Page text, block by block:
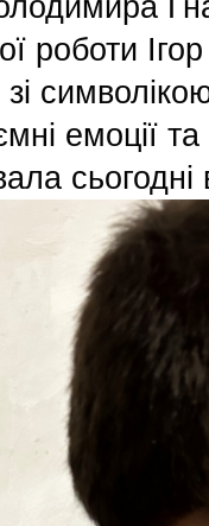
роботи
емоції та
сьогодні